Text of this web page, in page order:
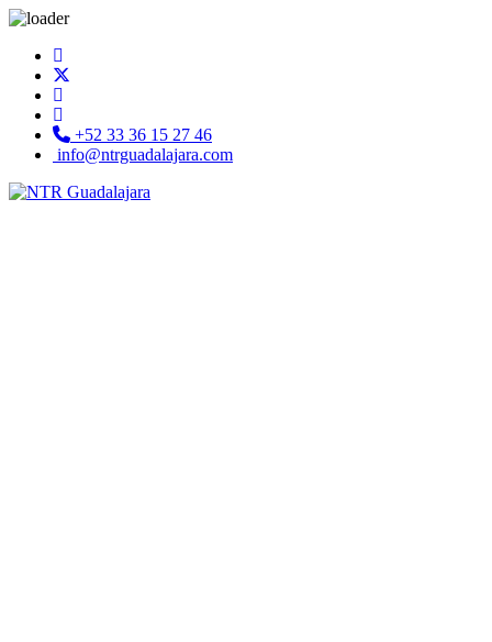
+52 33 36 15 27 46
info@ntrguadalajara.com